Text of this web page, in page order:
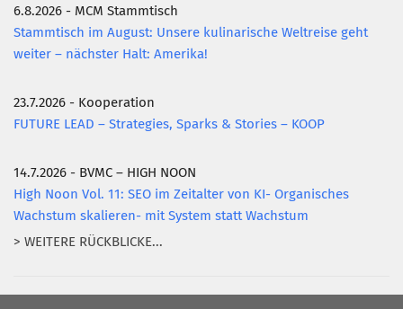
6.8.2026 - MCM Stammtisch
Stammtisch im August: Unsere kulinarische Weltreise geht
weiter – nächster Halt: Amerika!
23.7.2026 - Kooperation
FUTURE LEAD – Strategies, Sparks & Stories – KOOP
14.7.2026 - BVMC – HIGH NOON
High Noon Vol. 11: SEO im Zeitalter von KI- Organisches
Wachstum skalieren- mit System statt Wachstum
> WEITERE RÜCKBLICKE...